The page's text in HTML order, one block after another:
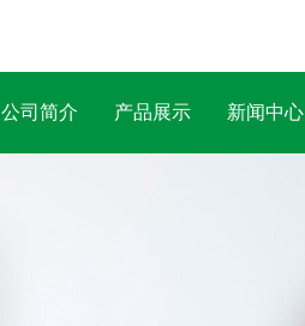
公司简介 产品展示 新闻中心